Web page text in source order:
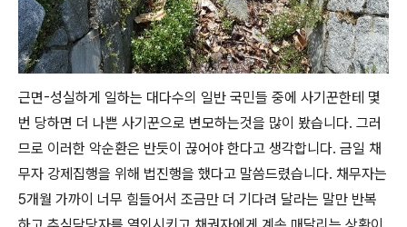
근면-성실하게 일하는 대다수의 일반 국민들 중에 사기꾼한테 몇
번 당하면 더 나쁜 사기꾼으로 변모하는것을 많이 봤습니다. 그러
므로 이러한 악순환은 반듯이 끊어야 한다고 생각합니다. 금일 채
무자 강제집행을 위해 법진행을 했다고 말씀드렸습니다. 채무자는
5개월 가까이 너무 힘들어서 조금만 더 기다려 달라는 말만 반복